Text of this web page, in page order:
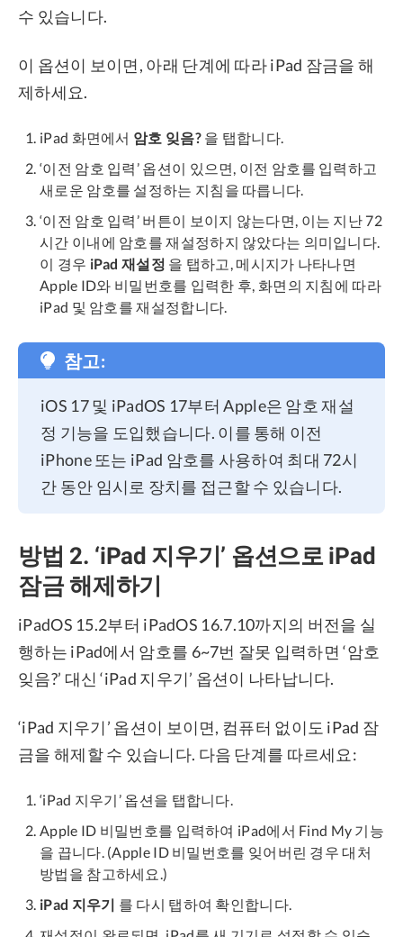
수 있습니다.
이 옵션이 보이면, 아래 단계에 따라 iPad 잠금을 해
제하세요.
iPad 화면에서 암호 잊음?을 탭합니다.
‘이전 암호 입력’ 옵션이 있으면, 이전 암호를 입력하고
새로운 암호를 설정하는 지침을 따릅니다.
‘이전 암호 입력’ 버튼이 보이지 않는다면, 이는 지난 72
시간 이내에 암호를 재설정하지 않았다는 의미입니다.
이 경우 iPad 재설정 을 탭하고, 메시지가 나타나면
Apple ID와 비밀번호를 입력한 후, 화면의 지침에 따라
iPad 및 암호를 재설정합니다.
참고:
iOS 17 및 iPadOS 17부터 Apple은 암호 재설
정 기능을 도입했습니다. 이를 통해 이전
iPhone 또는 iPad 암호를 사용하여 최대 72시
간 동안 임시로 장치를 접근할 수 있습니다.
방법 2. ‘iPad 지우기’ 옵션으로 iPad
잠금 해제하기
iPadOS 15.2부터 iPadOS 16.7.10까지의 버전을 실
행하는 iPad에서 암호를 6~7번 잘못 입력하면 ‘암호
잊음?’ 대신 ‘iPad 지우기’ 옵션이 나타납니다.
‘iPad 지우기’ 옵션이 보이면, 컴퓨터 없이도 iPad 잠
금을 해제할 수 있습니다. 다음 단계를 따르세요:
‘iPad 지우기’ 옵션을 탭합니다.
Apple ID 비밀번호를 입력하여 iPad에서 Find My 기능
을 끕니다. (Apple ID 비밀번호를 잊어버린 경우 대처
방법을 참고하세요.)
iPad 지우기 를 다시 탭하여 확인합니다.